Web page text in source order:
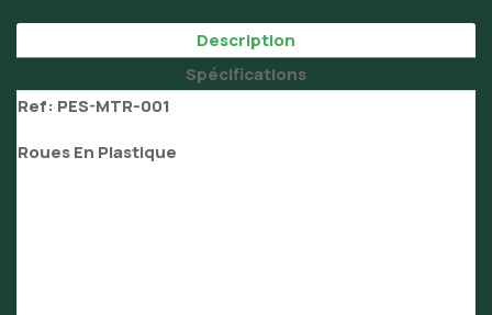
Description
Spécifications
Ref: PES-MTR-001
Roues En Plastique